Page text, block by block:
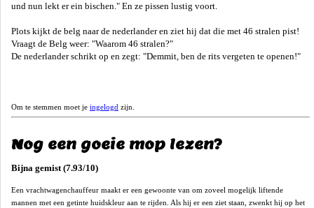
und nun lekt er ein bischen." En ze pissen lustig voort.
Plots kijkt de belg naar de nederlander en ziet hij dat die met 46 stralen pist!
Vraagt de Belg weer: "Waarom 46 stralen?"
De nederlander schrikt op en zegt: "Demmit, ben de rits vergeten te openen!"
Om te stemmen moet je ingelogd zijn.
Nog een goeie mop lezen?
Bijna gemist (7.93/10)
Een vrachtwagenchauffeur maakt er een gewoonte van om zoveel mogelijk liftende
mannen met een getinte huidskleur aan te rijden. Als hij er een ziet staan, zwenkt hij op het